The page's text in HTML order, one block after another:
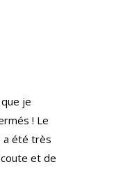
je
! Le
a été très
et de